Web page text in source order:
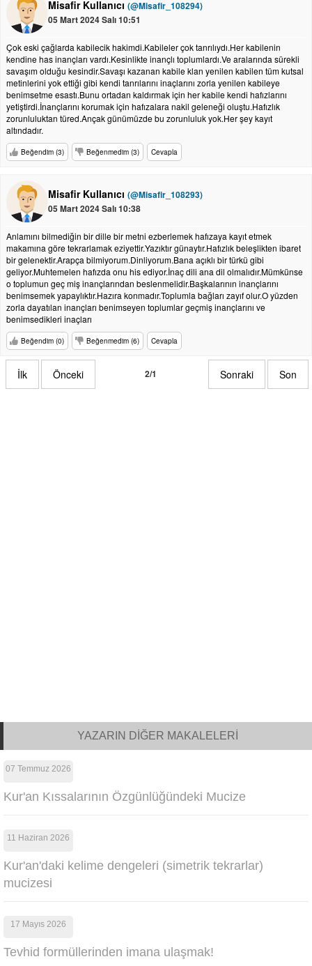
Misafir Kullanıcı (@Misafir_108294)
05 Mart 2024 Salı 10:51
Çok eski çağlarda kabilecik hakimdi.Kabileler çok tanrılıydı.Her kabilenin
kendine has inançları vardı.Kesinlikte inançlı toplumlardı.Ve aralarında sürekli
savaşım olduğu kesindir.Savaşı kazanan kabile klan yenilen kabilen tüm kutsal
metinlerini yok ettiği gibi kendi tanrılarını inaçlarını zorla yenilen kabileye
benimsetme esastı.Bunu ortadan kaldırmak için her kabile kendi hafızlarını
yetiştirdi.İnançlarını korumak için hafızalara nakil geleneği oluştu.Hafızlık
zorunluluktan türed.Ançak günümüzde bu zorunluluk yok.Her şey kayıt
altındadır.
Beğendim (3) Beğenmedim (3) Cevapla
Misafir Kullanıcı (@Misafir_108293)
05 Mart 2024 Salı 10:38
Anlamını bilmediğin bir dille bir metni ezberlemek hafızaya kayıt etmek
makamına göre tekrarlamak eziyettir.Yazıktır günaytır.Hafızlık beleşlikten ibaret
bir gelenektir.Arapça bilmiyorum.Dinliyorum.Bana açıklı bir türkü gibi
geliyor.Muhtemelen hafızda onu his ediyor.İnaç dili ana dil olmalıdır.Mümkünse
o toplumun geç miş inançlarından beslenmelidir.Başkalarının inançlarını
benimsemek yapaylıktır.Hazıra konmadır.Toplumla bağları zayıf olur.O yüzden
zorla dayatılan inançları benimseyen toplumlar geçmiş inançlarını ve
benimsedikleri inaçları
Beğendim (0) Beğenmedim (6) Cevapla
İlk Önceki 2/1 Sonraki Son
YAZARIN DİĞER MAKALELERİ
07 Temmuz 2026
Kur'an Kıssalarının Özgünlüğündeki Mucize
11 Haziran 2026
Kur'an'daki kelime dengeleri (simetrik tekrarlar)
mucizesi
17 Mayıs 2026
Tevhid formüllerinden imana ulaşmak!